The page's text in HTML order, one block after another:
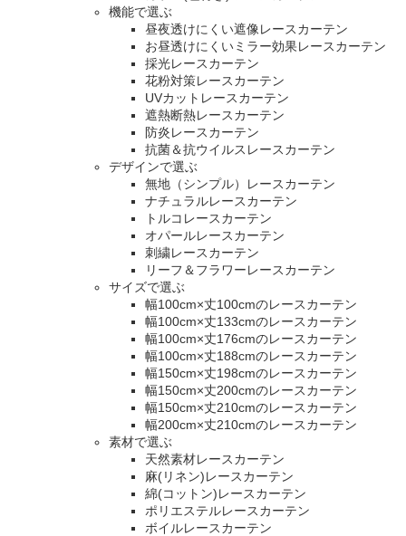
機能で選ぶ
昼夜透けにくい遮像レースカーテン
お昼透けにくいミラー効果レースカーテン
採光レースカーテン
花粉対策レースカーテン
UVカットレースカーテン
遮熱断熱レースカーテン
防炎レースカーテン
抗菌＆抗ウイルスレースカーテン
デザインで選ぶ
無地（シンプル）レースカーテン
ナチュラルレースカーテン
トルコレースカーテン
オパールレースカーテン
刺繍レースカーテン
リーフ＆フラワーレースカーテン
サイズで選ぶ
幅100cm×丈100cmのレースカーテン
幅100cm×丈133cmのレースカーテン
幅100cm×丈176cmのレースカーテン
幅100cm×丈188cmのレースカーテン
幅150cm×丈198cmのレースカーテン
幅150cm×丈200cmのレースカーテン
幅150cm×丈210cmのレースカーテン
幅200cm×丈210cmのレースカーテン
素材で選ぶ
天然素材レースカーテン
麻(リネン)レースカーテン
綿(コットン)レースカーテン
ポリエステルレースカーテン
ボイルレースカーテン